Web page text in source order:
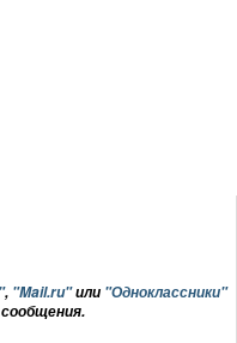
, "Mail.ru"или "Одноклассники"